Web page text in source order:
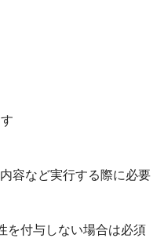
容など実行する際に必要
付与しない場合は必須